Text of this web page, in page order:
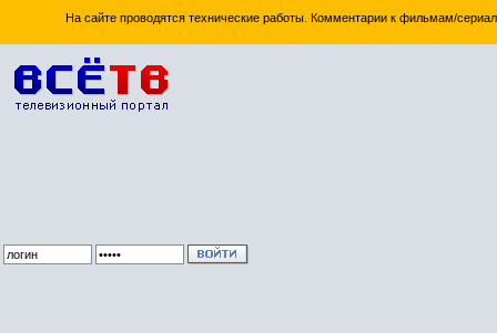
На сайте проводятся технические работы. Комментарии к фильмам/